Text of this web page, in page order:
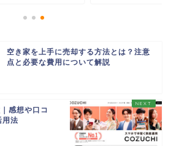
空き家を上手に売却する方法とは？注意
点と必要な費用について解説
感想や口コ
用法